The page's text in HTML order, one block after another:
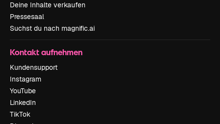
Deine Inhalte verkaufen
Pressesaal
Suchst du nach magnific.ai
Kontakt aufnehmen
Kundensupport
Instagram
YouTube
LinkedIn
TikTok